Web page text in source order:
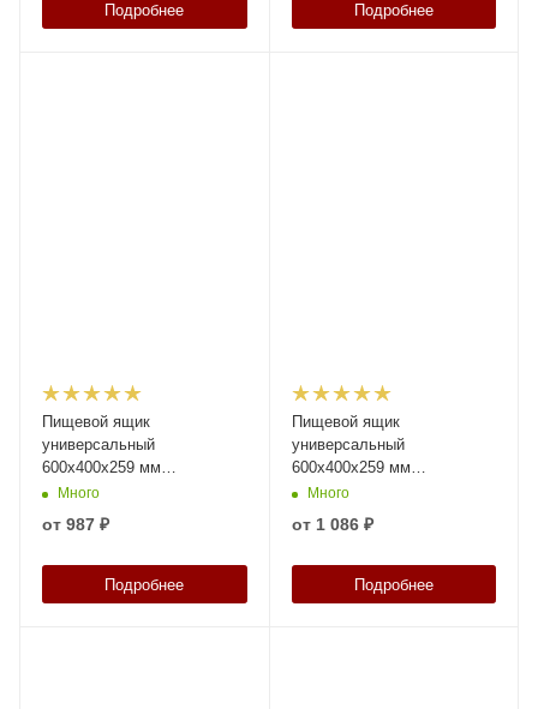
Подробнее Подробнее
Пищевой ящик
универсальный
600х400х259 мм
прозрачный с
перфорированными
стенками и дном
Много
от 987 ₽
Подробнее
Пищевой ящик
универсальный
600х400х259 мм
прозрачный с крупно-
перфорированными
стенками и сплошным дном
Много
от 1 086 ₽
Подробнее